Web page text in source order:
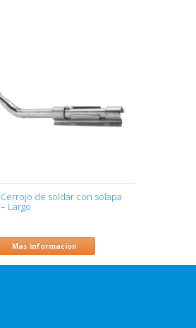
Cerrojo de soldar con solapa
– Largo
Mas informacion